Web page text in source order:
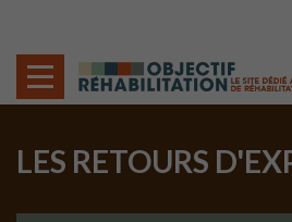
LES RETOURS